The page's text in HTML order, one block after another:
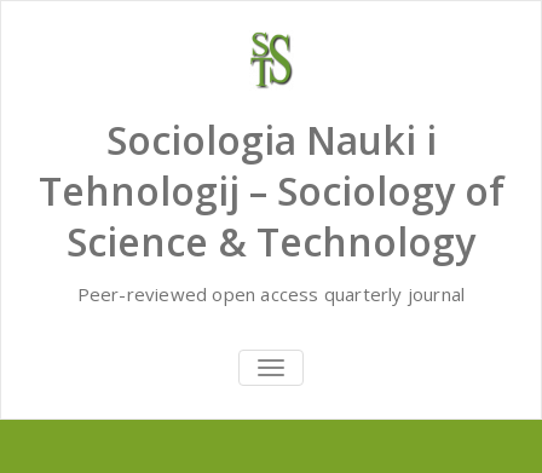
Sociologia Nauki i
Tehnologij – Sociology of
Science & Technology
Peer-reviewed open access quarterly journal
TOGGLE
NAVIGATION